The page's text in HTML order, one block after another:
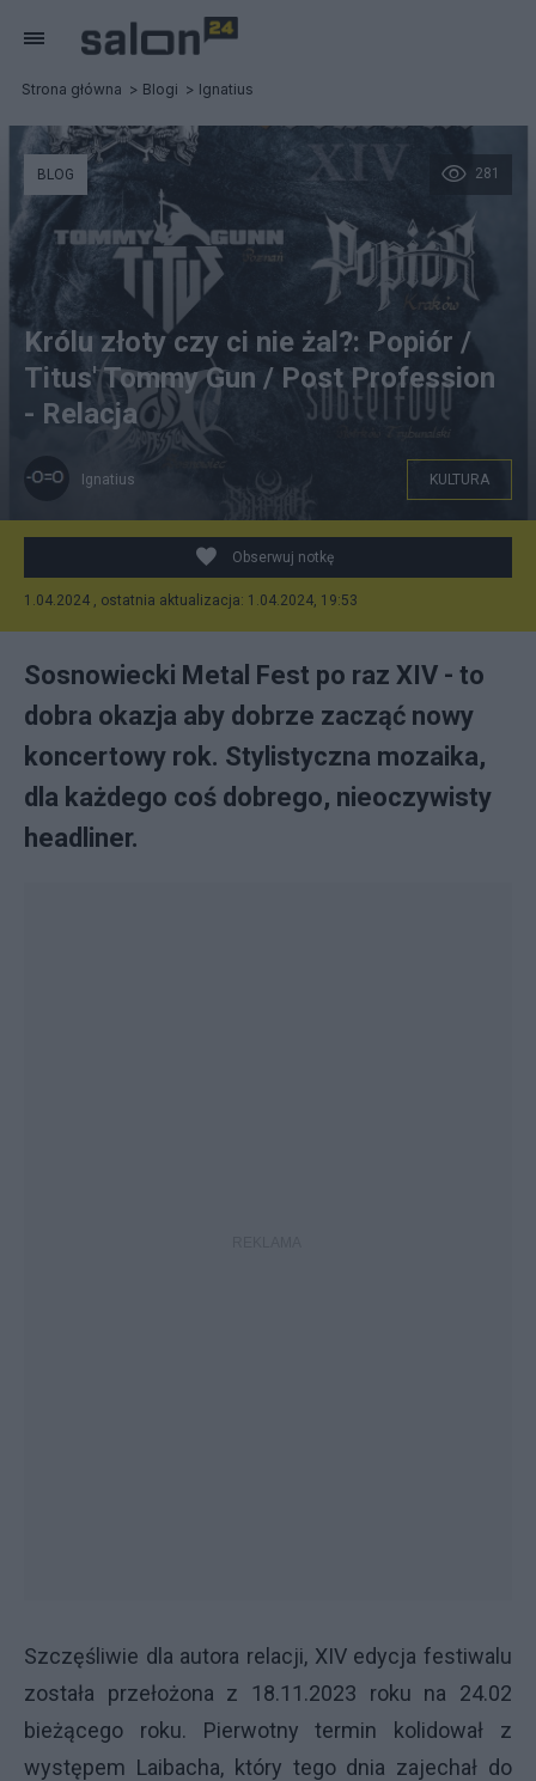
Strona główna Blogi Ignatius
281
BLOG
Królu złoty czy ci nie żal?: Popiór /
Titus' Tommy Gun / Post Profession
- Relacja
Ignatius KULTURA
Obserwuj notkę
1.04.2024 , ostatnia aktualizacja: 1.04.2024, 19:53
Sosnowiecki Metal Fest po raz XIV - to
dobra okazja aby dobrze zacząć nowy
koncertowy rok. Stylistyczna mozaika,
dla każdego coś dobrego, nieoczywisty
headliner.
Szczęśliwie dla autora relacji, XIV edycja festiwalu
została przełożona z 18.11.2023 roku na 24.02
bieżącego roku. Pierwotny termin kolidował z
występem Laibacha, który tego dnia zajechał do